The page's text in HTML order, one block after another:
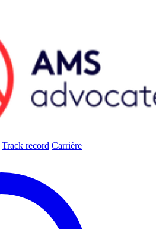
Track record Carrière